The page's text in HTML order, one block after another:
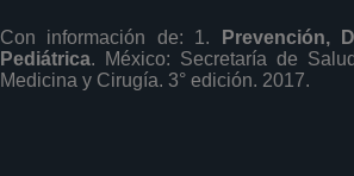
Con información de: 1.
Prevención,
Pediátrica. México: Secretaría de
Medicina y Cirugía. 3° edición. 2017.